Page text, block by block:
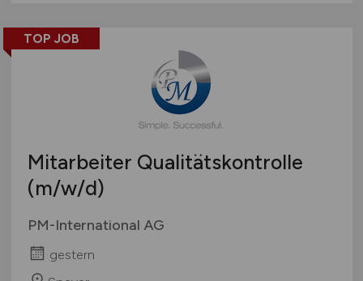
TOP JOB
Mitarbeiter Qualitätskontrolle
(m/w/d)
PM-International AG
gestern